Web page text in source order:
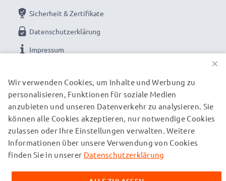
UNSERE ZAHLUNGSOPTIONEN
Sicherheit & Zertifikate
Datenschutzerklärung
Impressum
UNSERE VERSANDPARTNER
© subtel.ch 2026
zuzüglich Versandkosten. Bitte beachten Sie, dass alle
×
Wir verwenden Cookies, um Inhalte und Werbung zu
personalisieren, Funktionen für soziale Medien
anzubieten und unseren Datenverkehr zu analysieren. Sie
können alle Cookies akzeptieren, nur notwendige Cookies
zulassen oder Ihre Einstellungen verwalten. Weitere
Informationen über unsere Verwendung von Cookies
finden Sie in unserer Datenschutzerklärung